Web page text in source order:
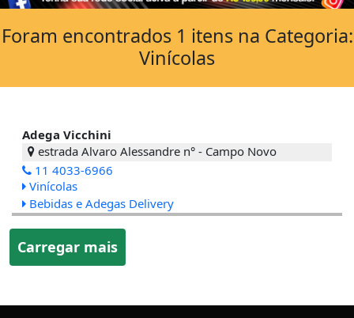
Adega Vicchini
estrada Alvaro Alessandre n° - Campo Novo
11 4033-6966
Vinícolas
Bebidas e Adegas Delivery
Carregar mais
Foram encontrados 1 itens na Categoria:
Vinícolas